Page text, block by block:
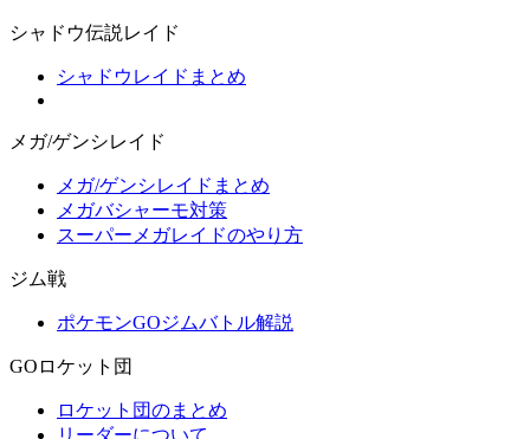
シャドウ伝説レイド
シャドウレイドまとめ
メガ/ゲンシレイド
メガ/ゲンシレイドまとめ
メガバシャーモ対策
スーパーメガレイドのやり方
ジム戦
ポケモンGOジムバトル解説
GOロケット団
ロケット団のまとめ
リーダーについて